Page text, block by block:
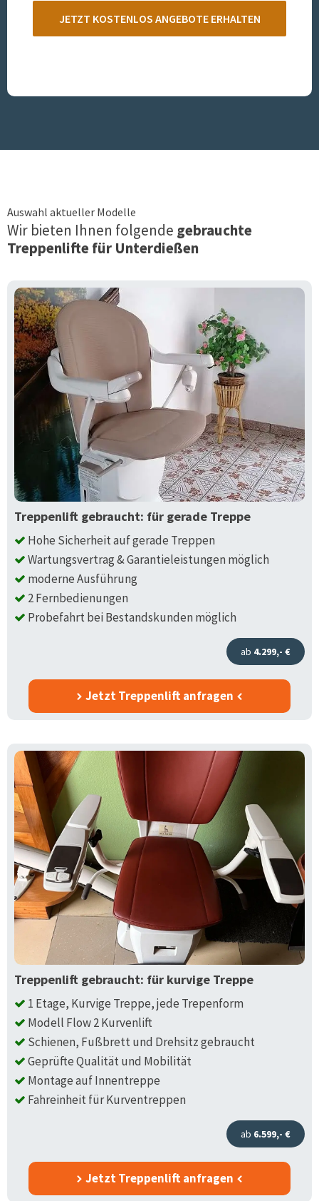
JETZT KOSTENLOS ANGEBOTE ERHALTEN
Auswahl aktueller Modelle
Wir bieten Ihnen folgende gebrauchte
Treppenlifte für Unterdießen
Treppenlift gebraucht: für gerade Treppe
Hohe Sicherheit auf gerade Treppen
Wartungsvertrag & Garantieleistungen möglich
moderne Ausführung
2 Fernbedienungen
Probefahrt bei Bestandskunden möglich
ab 4.299,- €
Jetzt Treppenlift anfragen
Treppenlift gebraucht: für kurvige Treppe
1 Etage, Kurvige Treppe, jede Trepenform
Modell Flow 2 Kurvenlift
Schienen, Fußbrett und Drehsitz gebraucht
Geprüfte Qualität und Mobilität
Montage auf Innentreppe
Fahreinheit für Kurventreppen
ab 6.599,- €
Jetzt Treppenlift anfragen